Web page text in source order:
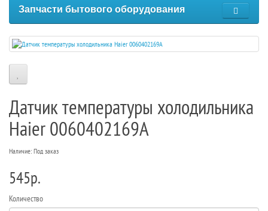
Запчасти бытового оборудования
Датчик температуры холодильника
Haier 0060402169A
Наличие: Под заказ
545р.
Количество